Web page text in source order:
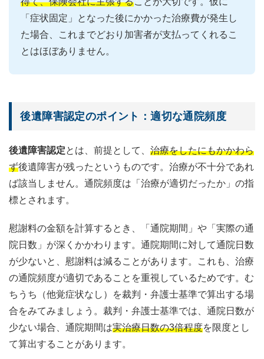
「症状固定」となった後にかかった治療費が発生し
た場合、これまでどおり加害者が支払ってくれるこ
とはほぼありません。
後遺障害認定のポイント：適切な通院頻度
後遺障害認定とは、前提として、 治療をしたにもかかわら
ず後遺障害が残ったというものです。治療が不十分であれ
ば該当しません。通院頻度は「治療が適切だったか」の指
標とされます。
慰謝料の金額を計算するとき、「通院期間」や「実際の通
院日数」が深くかかわります。通院期間に対して通院日数
が少ないと、慰謝料は減ることがあります。これも、治療
の通院頻度が適切であることを重視しているためです。む
ちうち（他覚症状なし）を裁判・弁護士基準で算出する場
合をみてみましょう。裁判・弁護士基準では、通院日数が
少ない場合、通院期間は実治療日数の3倍程度を限度とし
て算出することがあります。